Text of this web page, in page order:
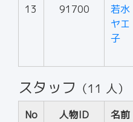
13 91700
若水
ヤエ
子
スタッフ （11 人）
No 人物ID 名前